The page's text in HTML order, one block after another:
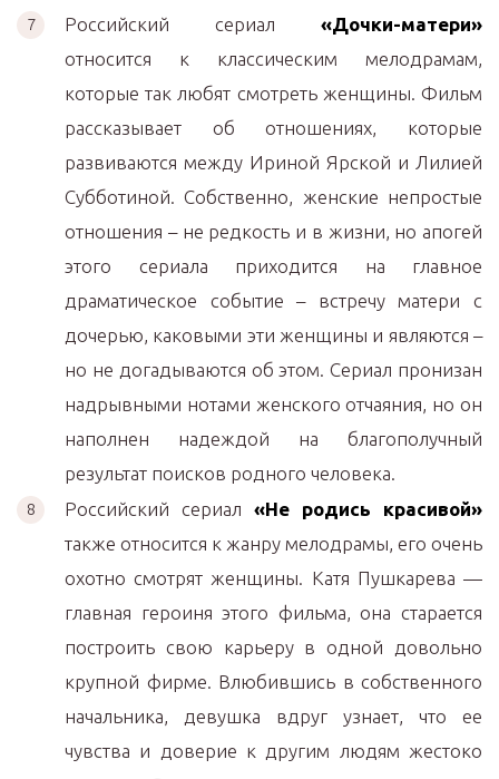
Российский сериал «Дочки-матери»
относится к классическим мелодрамам,
которые так любят смотреть женщины. Фильм
рассказывает об отношениях, которые
развиваются между Ириной Ярской и Лилией
Субботиной. Собственно, женские непростые
отношения – не редкость и в жизни, но апогей
этого сериала приходится на главное
драматическое событие – встречу матери с
дочерью, каковыми эти женщины и являются –
но не догадываются об этом. Сериал пронизан
надрывными нотами женского отчаяния, но он
наполнен надеждой на благополучный
результат поисков родного человека.
Российский сериал «Не родись красивой»
также относится к жанру мелодрамы, его очень
охотно смотрят женщины. Катя Пушкарева —
главная героиня этого фильма, она старается
построить свою карьеру в одной довольно
крупной фирме. Влюбившись в собственного
начальника, девушка вдруг узнает, что ее
чувства и доверие к другим людям жестоко